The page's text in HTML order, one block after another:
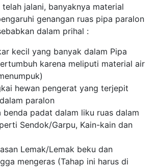
telah jalani, banyaknya material
genangan ruas pipa paralon
dalam prihal :
kecil yang banyak dalam Pipa
karena meliputi material air
hewan pengerat yang terjepit
paralon
benda padat dalam liku ruas dalam
Sendok/Garpu, Kain-kain dan
Lemak/Lemak beku dan
mengeras (Tahap ini harus di